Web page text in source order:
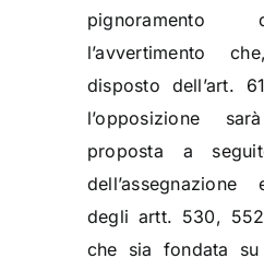
pignoramento
l’avvertimento
disposto dell’art.
l’opposizione
proposta a
degli artt. 530,
che sia fondata